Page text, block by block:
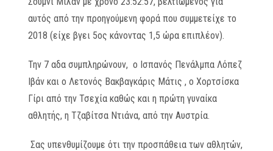
αυτός από την προηγούμενη φορά που συμμετείχε το
2018 (είχε βγει 5ος κάνοντας 1,5 ώρα επιπλέον).
Την 7 αδα συμπληρώνουν, ο Ισπανός Πενάλμπα Λόπεζ
Ιβάν και ο Λετονός Βακβαγκάρις Μάτις , ο Χορτσίσκα
Γίρι από την Τσεχία καθώς και η πρώτη γυναίκα
αθλητής, η Τζαβίτσα Ντιάνα, από την Αυστρία.
Σας υπενθυμίζουμε ότι την προσπάθεια των αθλητών,